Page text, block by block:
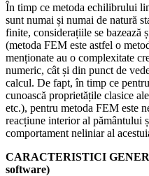
În timp ce metoda echilibrului
sunt numai și numai de natură
finite, considerațiile se bazează
(metoda FEM este astfel o
menționate au o complexitate
numeric, cât și din punct de
calcul. De fapt, în timp ce
cunoască proprietățile clasice
etc.), pentru metoda FEM este
reacțiune interior al pământului
comportament neliniar al
CARACTERISTICI
software)